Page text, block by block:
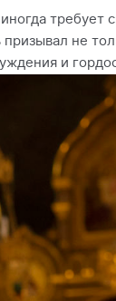
требует
призывал не
и